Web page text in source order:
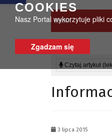
COOKIES
Nasz Portal wykorzytuje pliki
Zgadzam się
GMINA
Czytaj artykuł
3 lipca 2015